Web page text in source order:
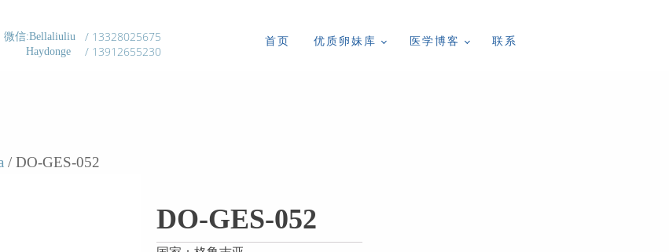
微信:Bellaliuliu
Haydonge
/ 13328025675
/ 13912655230
首页 优质卵妹库 医学博客 联系
/ DO-GES-052
DO-GES-052